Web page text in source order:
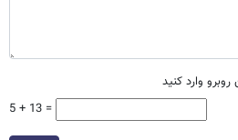
وارد کنید
5 + 13 =